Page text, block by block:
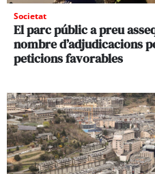
Societat
El parc públic a preu
nombre d’adjudicacions
peticions favorables